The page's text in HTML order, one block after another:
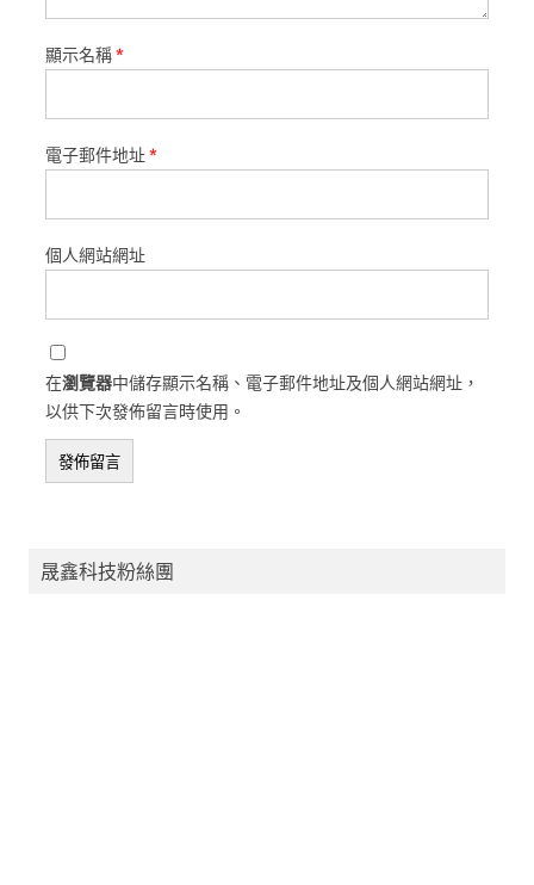
顯示名稱*
電子郵件地址*
個人網站網址
在瀏覽器中儲存顯示名稱、電子郵件地址及個人網站網址，
以供下次發佈留言時使用。
晟鑫科技粉絲團